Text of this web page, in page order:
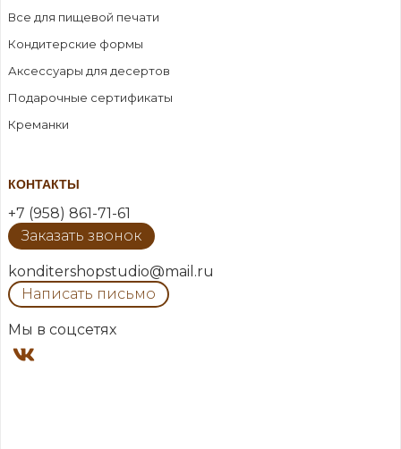
Все для пищевой печати
Кондитерские формы
Аксессуары для десертов
Подарочные сертификаты
Креманки
КОНТАКТЫ
+7 (958) 861-71-61
Заказать звонок
konditershopstudio@mail.ru
Написать письмо
Мы в соцсетях